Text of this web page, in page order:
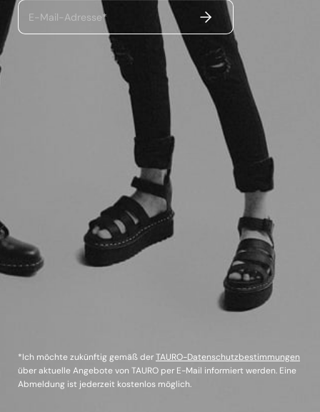
E-Mail-Adresse* ABSENDEN
*Ich möchte zukünftig gemäß derTAURO-Datenschutzbestimmungen
über aktuelle Angebote von TAURO per E-Mail informiert werden. Eine
Abmeldung ist jederzeit kostenlos möglich.